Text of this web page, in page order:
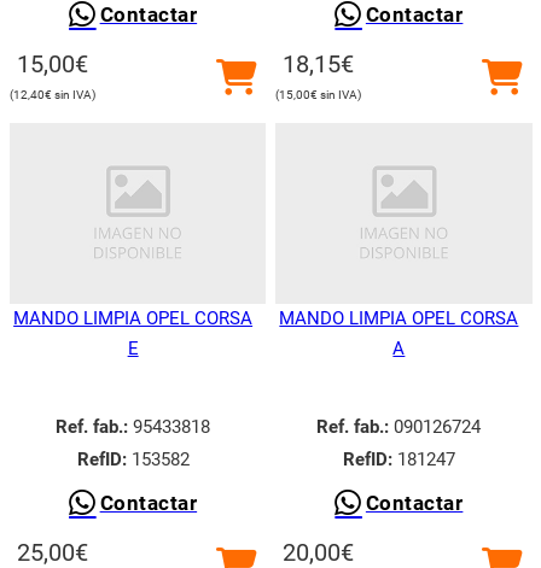
Contactar
15,00€
12,40€
Contactar
18,15€
15,00€
MANDO LIMPIA OPEL CORSA
E
Ref. fab.: 95433818
RefID:153582
Contactar
25,00€
MANDO LIMPIA OPEL CORSA
A
Ref. fab.: 090126724
RefID:181247
Contactar
20,00€